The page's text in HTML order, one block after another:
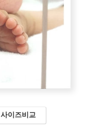
사이즈비교